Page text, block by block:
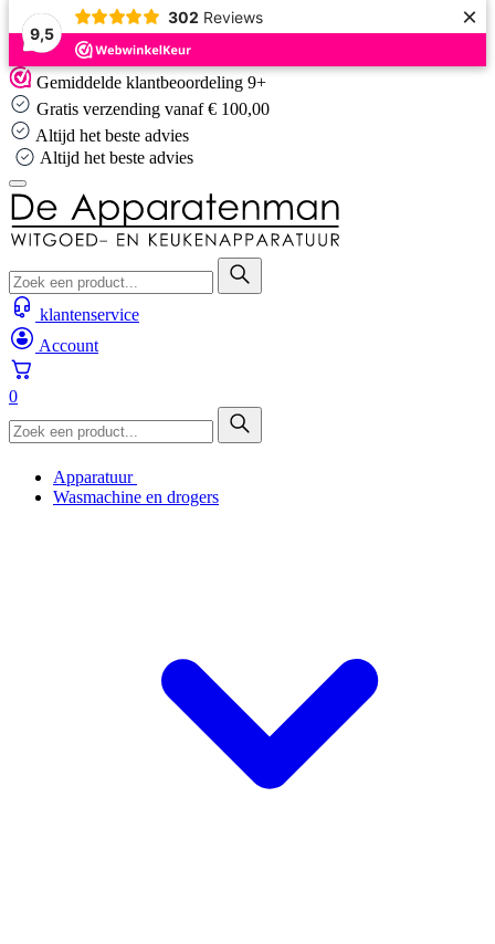
9,5
302 Reviews ×
Skip
to
content
Gemiddelde klantbeoordeling 9+
Gratis verzending vanaf € 100,00
Altijd het beste advies
Altijd het beste advies
klantenservice
Account
0
Apparatuur
Wasmachine en drogers